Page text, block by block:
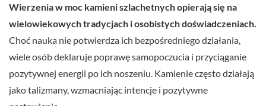
Wierzenia w moc kamieni szlachetnych opierają się na
wielowiekowych tradycjach i osobistych doświadczeniach.
Choć nauka nie potwierdza ich bezpośredniego działania,
wiele osób deklaruje poprawę samopoczucia i przyciąganie
pozytywnej energii po ich noszeniu. Kamienie często działają
jako talizmany, wzmacniając intencje i pozytywne